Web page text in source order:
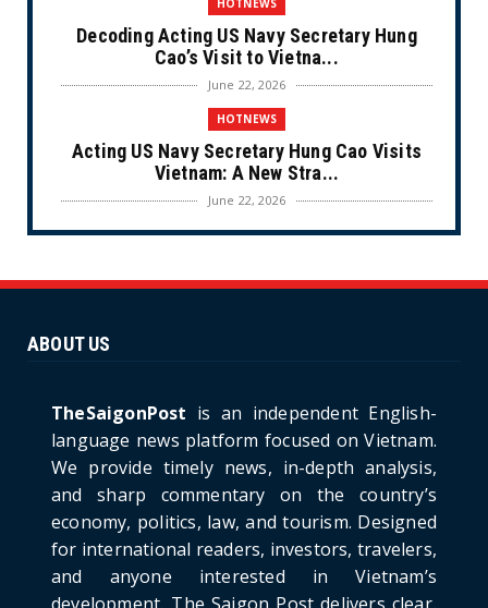
Decoding Acting US Navy Secretary Hung
Cao’s Visit to Vietna...
June 22, 2026
HOTNEWS
Acting US Navy Secretary Hung Cao Visits
Vietnam: A New Stra...
June 22, 2026
CULTURE
Ninh Bride Re-enacts...
Project: An Analysi...
June 21, 2026
HOTNEWS
Detailed Analysis of the Cooling-off Period
Law in Timeshare...
June 21, 2026
HOTNEWS
ABOUT US
TheSaigonPost is an independent English-
language news platform focused on Vietnam.
We provide timely news, in-depth analysis,
and sharp commentary on the country’s
economy, politics, law, and tourism. Designed
for international readers, investors, travelers,
and anyone interested in Vietnam’s